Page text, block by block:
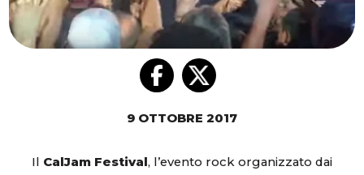
9 OTTOBRE 2017
Il CalJam Festival , l’evento rock organizzato dai